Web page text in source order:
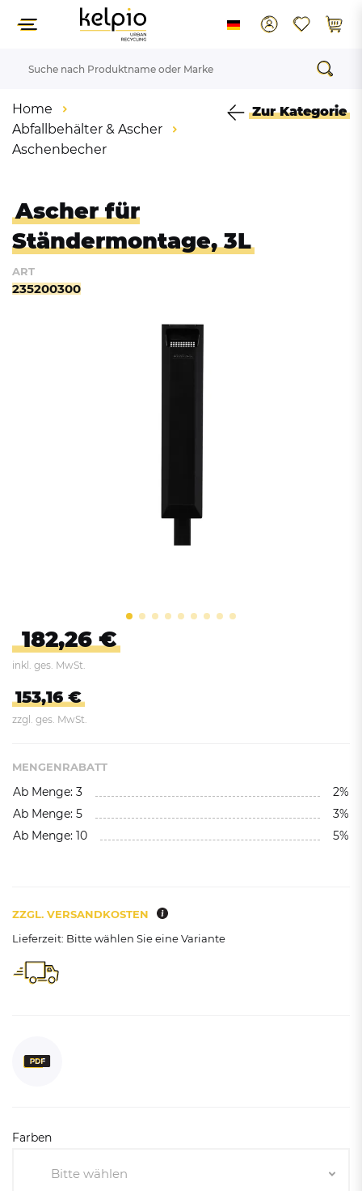
Home
Abfallbehälter & Ascher
Aschenbecher
Zur Kategorie
Ascher für
Ständermontage, 3L
ART
235200300
182,26 €
inkl. ges. MwSt.
153,16 €
zzgl. ges. MwSt.
MENGENRABATT
Ab Menge: 3
2%
Ab Menge: 5
3%
Ab Menge: 10
5%
ZZGL. VERSANDKOSTEN
Lieferzeit: Bitte wählen Sie eine Variante
Farben
Bitte wählen